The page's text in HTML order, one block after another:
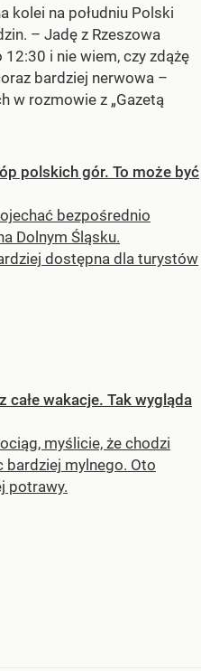
kolei na południu Polski
– Jadę z Rzeszowa
i nie wiem, czy zdążę
bardziej nerwowa –
w rozmowie z „Gazetą
polskich gór. To może być
bezpośrednio
Dolnym Śląsku.
dostępna dla turystów
wakacje. Tak wygląda
myślicie, że chodzi
bardziej mylnego. Oto
potrawy.